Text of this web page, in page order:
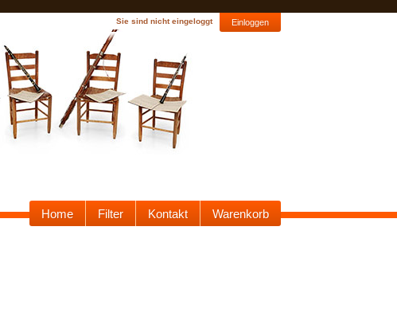
Sie sind nicht eingeloggt Einloggen
Home Filter Kontakt Warenkorb